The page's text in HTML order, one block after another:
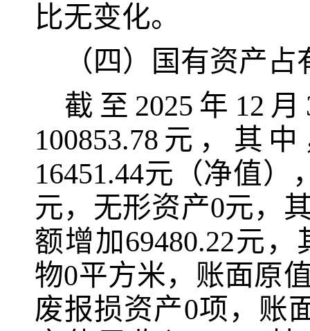
比无变化。
（四）国有资产
截至2025 年12
100853.78元，其
16451.44元（净值
元，无形资产0元，
额增加69480.22元
物0平方米，账面原
废报损资产0项，账